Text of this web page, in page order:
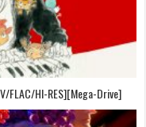
English][MEGA]